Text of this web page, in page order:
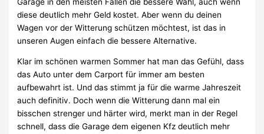
diese deutlich mehr Geld kostet. Aber wenn du deinen
Wagen vor der Witterung schützen möchtest, ist das in
unseren Augen einfach die bessere Alternative.
Klar im schönen warmen Sommer hat man das Gefühl, dass
das Auto unter dem Carport für immer am besten
aufbewahrt ist. Und das stimmt ja für die warme Jahreszeit
auch definitiv. Doch wenn die Witterung dann mal ein
bisschen strenger und härter wird, merkt man in der Regel
schnell, dass die Garage dem eigenen Kfz deutlich mehr